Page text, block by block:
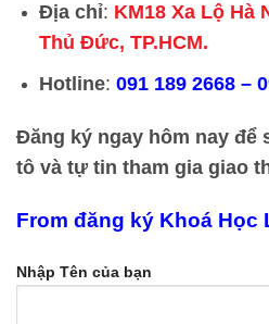
Địa chỉ: KM18 Xa Lộ Hà
Thủ Đức, TP.HCM.
Hotline: 091 189 2668 –
Đăng ký ngay hôm nay để
tô và tự tin tham gia giao
From đăng ký Khoá Học
Nhập Tên của bạn